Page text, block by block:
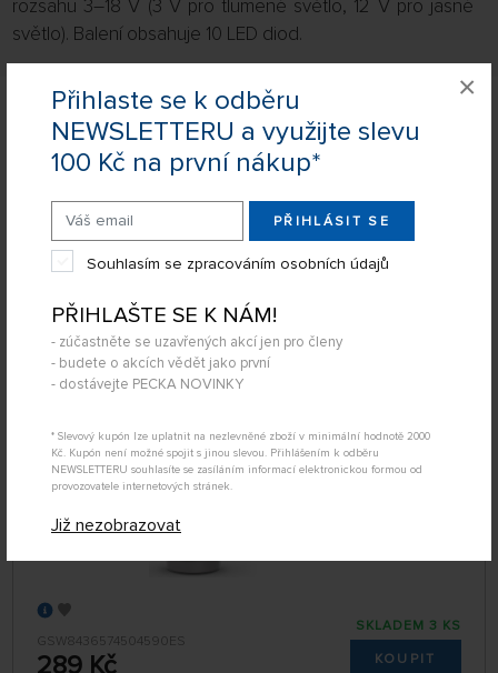
Přihlaste se k odběru
NEWSLETTERU a využijte slevu
100 Kč na první nákup*
PŘIHLÁSIT SE
Souhlasím se zpracováním osobních údajů
PŘIHLAŠTE SE K NÁM!
- zúčastněte se uzavřených akcí jen pro členy
- budete o akcích vědět jako první
- dostávejte PECKA NOVINKY
* Slevový kupón lze uplatnit na nezlevněné zboží v minimální hodnotě 2000
Kč. Kupón není možné spojit s jinou slevou. Přihlášením k odběru
NEWSLETTERU souhlasíte se zasíláním informací elektronickou formou od
provozovatele internetových stránek.
Již nezobrazovat
×
rozsahu 3–18 V (3 V pro tlumené světlo, 12 V pro jasné
světlo). Balení obsahuje 10 LED diod.
Související produkty
FILTROVAT:
jen skladem
ŘADIT:
ABECEDNĚ
64 NA STRÁNCE
položky
Conductive Paint (15 ml)
GSW8436574504590ES
289 Kč
SKLADEM 3 KS
KOUPIT